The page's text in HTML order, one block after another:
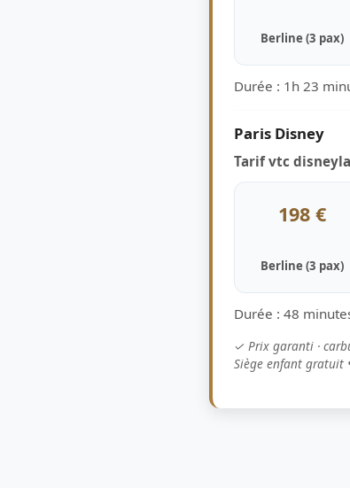
Berline (3 pax)
Durée : 1h 23
Paris Disney
Tarif vtc
198 €
Berline (3 pax)
Durée : 48
✓ Prix garanti ·
Siège enfant gratuit